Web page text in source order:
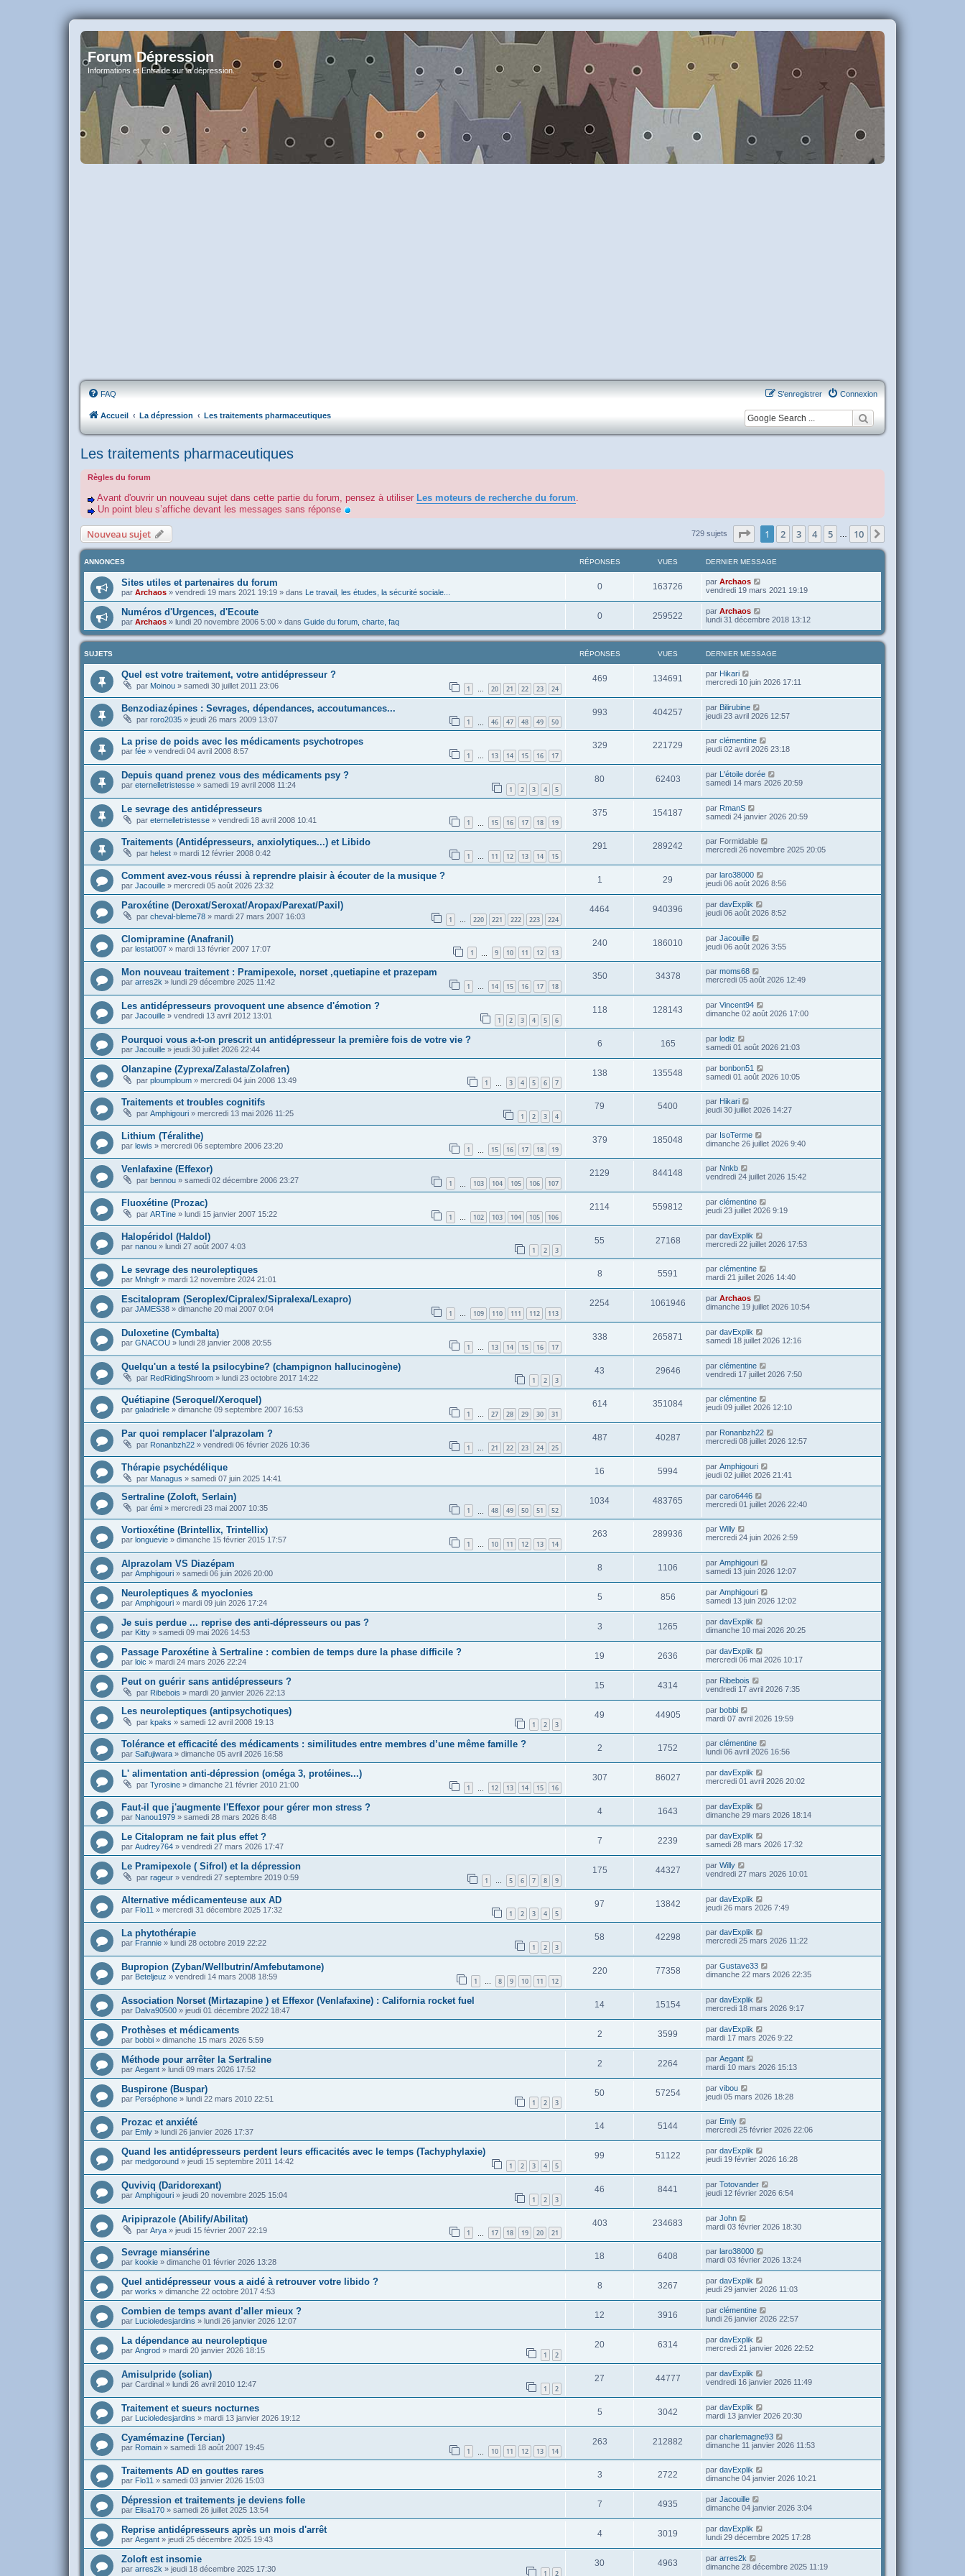
Forum Dépression
Informations et Entraide sur la dépression.
FAQ Connexion
S’enregistrer
Accueil La dépression Les traitements pharmaceutiques
Les traitements pharmaceutiques
Règles du forum
Avant d'ouvrir un nouveau sujet dans cette partie du forum, pensez à utiliser Les moteurs de recherche du forum.
Un point bleu s’affiche devant les messages sans réponse
Nouveau sujet 729 sujets Page sur10
1 2 3 4 5 10
ANNONCES RÉPONSES VUES DERNIER MESSAGE
Sites utiles et partenaires du forum
par Archaos » vendredi 19 mars 2021 19:19 » dans Le travail, les études, la sécurité sociale...
0 163726 par Archaos
vendredi 19 mars 2021 19:19
Numéros d'Urgences, d'Ecoute
par Archaos » lundi 20 novembre 2006 5:00 » dans Guide du forum, charte, faq
0 259522 par Archaos
lundi 31 décembre 2018 13:12
SUJETS RÉPONSES VUES DERNIER MESSAGE
Quel est votre traitement, votre antidépresseur ?
par Moinou » samedi 30 juillet 2011 23:06 1 … 20 21 22 23 24
469 134691 par Hikari
mercredi 10 juin 2026 17:11
Benzodiazépines : Sevrages, dépendances, accoutumances...
par roro2035 » jeudi 26 mars 2009 13:07 1 46 47 48 49 50
993 404257 par Bilirubine
jeudi 23 avril 2026 12:57
La prise de poids avec les médicaments psychotropes
par fée » vendredi 04 avril 2008 8:57 1 … 13 14 15 16 17
329 221729 par clémentine
jeudi 02 avril 2026 23:18
Depuis quand prenez vous des médicaments psy ?
par eternelletristesse » samedi 19 avril 2008 11:24 1 2 3 4 5
80 62403 par L'étoile dorée
samedi 14 mars 2026 20:59
Le sevrage des antidépresseurs
par eternelletristesse » vendredi 18 avril 2008 10:41 1 15 16 17 18 19
375 154187 par RmanS
samedi 24 janvier 2026 20:59
Traitements (Antidépresseurs, anxiolytiques...) et Libido
par helest » mardi 12 février 2008 0:42 1 … 11 12 13 14 15
291 289242 par Formidable
mercredi 26 novembre 2025 20:05
Comment avez-vous réussi à reprendre plaisir à écouter de la musique ?
par Jacouille » mercredi 05 août 2026 23:32
1 29 par laro38000
jeudi 06 août 2026 8:56
Paroxétine (Deroxat/Seroxat/Aropax/Parexat/Paxil)
par cheval-bleme78 » mardi 27 mars 2007 16:03 1 … 220 221 222 223 224
4464 940396 par davExplik
jeudi 06 août 2026 8:52
Clomipramine (Anafranil)
par lestat007 » mardi 13 février 2007 17:07 1 9 10 11 12 13
240 186010 par Jacouille
jeudi 06 août 2026 3:55
Mon nouveau traitement : Pramipexole, norset ,quetiapine et prazepam
par arres2k » lundi 29 décembre 2025 11:42 1 … 14 15 16 17 18
350 34378 par moms68
mercredi 05 août 2026 12:49
Les antidépresseurs provoquent une absence d'émotion ?
par Jacouille » vendredi 13 avril 2012 13:01 1 2 3 4 5 6
118 128143 par Vincent94
dimanche 02 août 2026 17:00
Pourquoi vous a-t-on prescrit un antidépresseur la première fois de votre vie ?
par Jacouille » jeudi 30 juillet 2026 22:44
6 165 par lodiz
samedi 01 août 2026 21:03
Olanzapine (Zyprexa/Zalasta/Zolafren)
par ploumploum » mercredi 04 juin 2008 13:49 1 3 4 5 6 7
138 135548 par bonbon51
samedi 01 août 2026 10:05
Traitements et troubles cognitifs
par Amphigouri » mercredi 13 mai 2026 11:25 1 2 3 4
79 5400 par Hikari
jeudi 30 juillet 2026 14:27
Lithium (Téralithe)
par lewis » mercredi 06 septembre 2006 23:20 1 15 16 17 18 19
379 185048 par IsoTerme
dimanche 26 juillet 2026 9:40
Venlafaxine (Effexor)
par bennou » samedi 02 décembre 2006 23:27 1 103 104 105 106 107
2129 844148 par Nnkb
vendredi 24 juillet 2026 15:42
Fluoxétine (Prozac)
par ARTine » lundi 15 janvier 2007 15:22 1 … 102 103 104 105 106
2114 559812 par clémentine
jeudi 23 juillet 2026 9:19
Halopéridol (Haldol)
par nanou » lundi 27 août 2007 4:03 1 2 3
55 27168 par davExplik
mercredi 22 juillet 2026 17:53
Le sevrage des neuroleptiques
par Mnhgfr » mardi 12 novembre 2024 21:01
8 5591 par clémentine
mardi 21 juillet 2026 14:40
Escitalopram (Seroplex/Cipralex/Sipralexa/Lexapro)
par JAMES38 » dimanche 20 mai 2007 0:04 1 … 109 110 111 112 113
2254 1061946 par Archaos
dimanche 19 juillet 2026 10:54
Duloxetine (Cymbalta)
par GNACOU » lundi 28 janvier 2008 20:55 1 … 13 14 15 16 17
338 265871 par davExplik
samedi 18 juillet 2026 12:16
Quelqu'un a testé la psilocybine? (champignon hallucinogène)
par RedRidingShroom » lundi 23 octobre 2017 14:22 1 2 3
43 29646 par clémentine
vendredi 17 juillet 2026 7:50
Quétiapine (Seroquel/Xeroquel)
par galadrielle » dimanche 09 septembre 2007 16:53 1 … 27 28 29 30 31
614 351084 par clémentine
jeudi 09 juillet 2026 12:10
Par quoi remplacer l'alprazolam ?
par Ronanbzh22 » vendredi 06 février 2026 10:36 1 … 21 22 23 24 25
487 40287 par Ronanbzh22
mercredi 08 juillet 2026 12:57
Thérapie psychédélique
par Managus » samedi 07 juin 2025 14:41
16 5994 par Amphigouri
jeudi 02 juillet 2026 21:41
Sertraline (Zoloft, Serlain)
par émi » mercredi 23 mai 2007 10:35 1 48 49 50 51 52
1034 483765 par caro6446
mercredi 01 juillet 2026 22:40
Vortioxétine (Brintellix, Trintellix)
par longuevie » dimanche 15 février 2015 17:57 1 … 10 11 12 13 14
263 289936 par Willy
mercredi 24 juin 2026 2:59
Alprazolam VS Diazépam
par Amphigouri » samedi 06 juin 2026 20:00
8 1106 par Amphigouri
samedi 13 juin 2026 12:07
Neuroleptiques & myoclonies
par Amphigouri » mardi 09 juin 2026 17:24
5 856 par Amphigouri
samedi 13 juin 2026 12:02
Je suis perdue ... reprise des anti-dépresseurs ou pas ?
par Kitty » samedi 09 mai 2026 14:53
3 1265 par davExplik
dimanche 10 mai 2026 20:25
Passage Paroxétine à Sertraline : combien de temps dure la phase difficile ?
par loic » mardi 24 mars 2026 22:24
19 2636 par davExplik
mercredi 06 mai 2026 10:17
Peut on guérir sans antidépresseurs ?
par Ribebois » mardi 20 janvier 2026 22:13
15 4314 par Ribebois
vendredi 17 avril 2026 7:35
Les neuroleptiques (antipsychotiques)
par kpaks » samedi 12 avril 2008 19:13 1 2 3
49 44905 par bobbi
mardi 07 avril 2026 19:59
Tolérance et efficacité des médicaments : similitudes entre membres d’une même famille ?
par Saifujiwara » dimanche 05 avril 2026 16:58
2 1752 par clémentine
lundi 06 avril 2026 16:56
L' alimentation anti-dépression (oméga 3, protéines...)
par Tyrosine » dimanche 21 février 2010 21:00 1 12 13 14 15 16
307 86027 par davExplik
mercredi 01 avril 2026 20:02
Faut-il que j'augmente l'Effexor pour gérer mon stress ?
par Nanou1979 » samedi 28 mars 2026 8:48
4 1643 par davExplik
dimanche 29 mars 2026 18:14
Le Citalopram ne fait plus effet ?
par Audrey764 » vendredi 27 mars 2026 17:47
7 2239 par davExplik
samedi 28 mars 2026 17:32
Le Pramipexole ( Sifrol) et la dépression
par rageur » vendredi 27 septembre 2019 0:59 1 … 5 6 7 8 9
175 44327 par Willy
vendredi 27 mars 2026 10:01
Alternative médicamenteuse aux AD
par Flo11 » mercredi 31 décembre 2025 17:32 1 2 3 4 5
97 13842 par davExplik
jeudi 26 mars 2026 7:49
La phytothérapie
par Frannie » lundi 28 octobre 2019 22:22 1 2 3
58 42298 par davExplik
mercredi 25 mars 2026 11:22
Bupropion (Zyban/Wellbutrin/Amfebutamone)
par Beteljeuz » vendredi 14 mars 2008 18:59 1 … 8 9 10 11 12
220 77358 par Gustave33
dimanche 22 mars 2026 22:35
Association Norset (Mirtazapine ) et Effexor (Venlafaxine) : California rocket fuel
par Dalva90500 » jeudi 01 décembre 2022 18:47
14 15154 par davExplik
mercredi 18 mars 2026 9:17
Prothèses et médicaments
par bobbi » dimanche 15 mars 2026 5:59
2 3599 par davExplik
mardi 17 mars 2026 9:22
Méthode pour arrêter la Sertraline
par Aegant » lundi 09 mars 2026 17:52
2 2264 par Aegant
mardi 10 mars 2026 15:13
Buspirone (Buspar)
par Perséphone » lundi 22 mars 2010 22:51 1 2 3
50 57254 par vibou
jeudi 05 mars 2026 18:28
Prozac et anxiété
par Emly » lundi 26 janvier 2026 17:37
14 5144 par Emly
mercredi 25 février 2026 22:06
Quand les antidépresseurs perdent leurs efficacités avec le temps (Tachyphylaxie)
par medgoround » jeudi 15 septembre 2011 14:42 1 2 3 4 5
99 51122 par davExplik
jeudi 19 février 2026 16:28
Quviviq (Daridorexant)
par Amphigouri » jeudi 20 novembre 2025 15:04 1 2 3
46 8441 par Totovander
jeudi 12 février 2026 6:54
Aripiprazole (Abilify/Abilitat)
par Arya » jeudi 15 février 2007 22:19 1 17 18 19 20 21
403 234683 par John
mardi 03 février 2026 18:30
Sevrage miansérine
par kookie » dimanche 01 février 2026 13:28
18 6408 par laro38000
mardi 03 février 2026 13:24
Quel antidépresseur vous a aidé à retrouver votre libido ?
par works » dimanche 22 octobre 2017 4:53
8 3267 par davExplik
jeudi 29 janvier 2026 11:03
Combien de temps avant d’aller mieux ?
par Lucioledesjardins » lundi 26 janvier 2026 12:07
12 3916 par clémentine
lundi 26 janvier 2026 22:57
La dépendance au neuroleptique
par Angrod » mardi 20 janvier 2026 18:15 1 2
20 6314 par davExplik
mercredi 21 janvier 2026 22:52
Amisulpride (solian)
par Cardinal » lundi 26 avril 2010 12:47 1 2
27 44777 par davExplik
vendredi 16 janvier 2026 11:49
Traitement et sueurs nocturnes
par Lucioledesjardins » mardi 13 janvier 2026 19:12
5 3042 par davExplik
mardi 13 janvier 2026 20:30
Cyamémazine (Tercian)
par Romain » samedi 18 août 2007 19:45 1 10 11 12 13 14
263 212882 par charlemagne93
dimanche 11 janvier 2026 11:53
Traitements AD en gouttes rares
par Flo11 » samedi 03 janvier 2026 15:03
3 2722 par davExplik
dimanche 04 janvier 2026 10:21
Dépression et traitements je deviens folle
par Elisa170 » samedi 26 juillet 2025 13:54
7 4935 par Jacouille
dimanche 04 janvier 2026 3:04
Reprise antidépresseurs après un mois d'arrêt
par Aegant » jeudi 25 décembre 2025 19:43
4 3019 par davExplik
lundi 29 décembre 2025 17:28
Zoloft est insomie
par arres2k » jeudi 18 décembre 2025 17:30 1 2
30 4963 par arres2k
dimanche 28 décembre 2025 11:19